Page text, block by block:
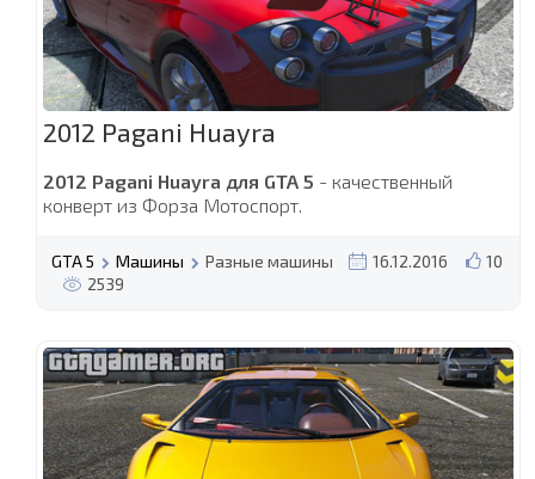
2012 Pagani Huayra
2012 Pagani Huayra для GTA 5 - качественный
конверт из Форза Мотоспорт.
10
GTA 5 Машины Разные машины
16.12.2016
2539